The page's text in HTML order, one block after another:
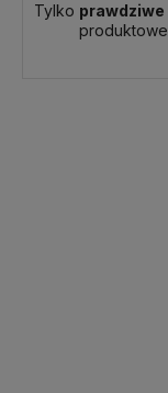
Tylko prawdziwe
produktowe